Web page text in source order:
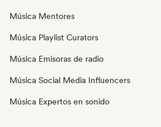
Música Mentores
Música Playlist Curators
Música Emisoras de radio
Música Social Media Influencers
Música Expertos en sonido